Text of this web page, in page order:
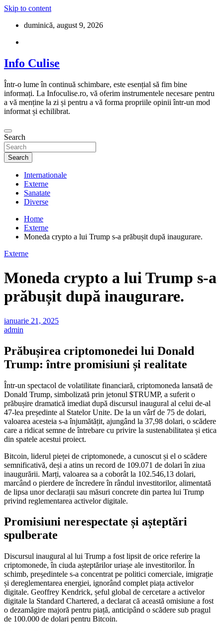
Skip to content
duminică, august 9, 2026
Info Culise
Într-o lume în continuă schimbare, este esențial să fim bine
informați. La Infoculise.ro, vă oferim instrumentele necesare pentru
a vă menține la zi și pentru a vă forma propriile opinii într-un mod
informat și echilibrat.
Search
Search
Internationale
Externe
Sanatate
Diverse
Home
Externe
Moneda crypto a lui Trump s-a prăbușit după inaugurare.
Externe
Moneda crypto a lui Trump s-a
prăbușit după inaugurare.
ianuarie 21, 2025
admin
Prăbușirea criptomonedei lui Donald
Trump: între promisiuni și realitate
Într-un spectacol de volatilitate financiară, criptomoneda lansată de
Donald Trump, simbolizată prin jetonul $TRUMP, a suferit o
prăbușire dramatică imediat după discursul inaugural al celui de-al
47-lea președinte al Statelor Unite. De la un vârf de 75 de dolari,
valoarea acesteia s-a înjumătățit, ajungând la 37,98 dolari, o scădere
care a ridicat semne de întrebare cu privire la sustenabilitatea și etica
din spatele acestui proiect.
Bitcoin, liderul pieței de criptomonede, a cunoscut și el o scădere
semnificativă, deși a atins un record de 109.071 de dolari în ziua
inaugurării. Marți, valoarea sa a coborât la 102.546,13 dolari,
marcând o pierdere de încredere în rândul investitorilor, alimentată
de lipsa unor declarații sau măsuri concrete din partea lui Trump
privind reglementarea activelor digitale.
Promisiuni nerespectate și așteptări
spulberate
Discursul inaugural al lui Trump a fost lipsit de orice referire la
criptomonede, în ciuda așteptărilor uriașe ale investitorilor. În
schimb, președintele s-a concentrat pe politici comerciale, imigrație
și dereglementarea energiei, ignorând complet piața activelor
digitale. Geoffrey Kendrick, șeful global de cercetare a activelor
digitale la Standard Chartered, a declarat că această omisiune a fost
o dezamăgire majoră pentru piață, anticipând o scădere sub pragul
de 100.000 de dolari pentru Bitcoin.